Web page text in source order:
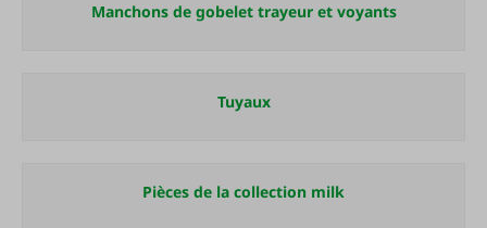
Manchons de gobelet trayeur et voyants
Tuyaux
Pièces de la collection milk